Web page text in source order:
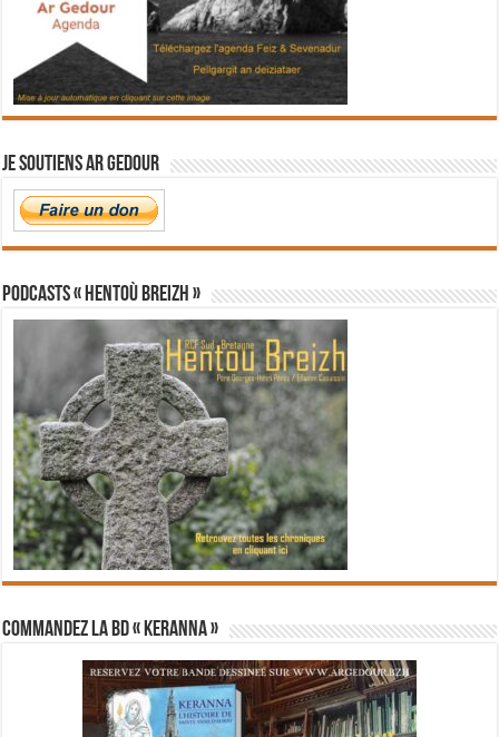
Je soutiens Ar Gedour
PODCASTS « Hentoù Breizh »
Commandez la BD « Keranna »